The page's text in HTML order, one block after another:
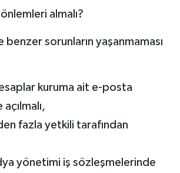
almalı?
sorunların yaşanmaması
kuruma ait e-posta
fazla yetkili tarafından
yönetimi iş sözleşmelerinde